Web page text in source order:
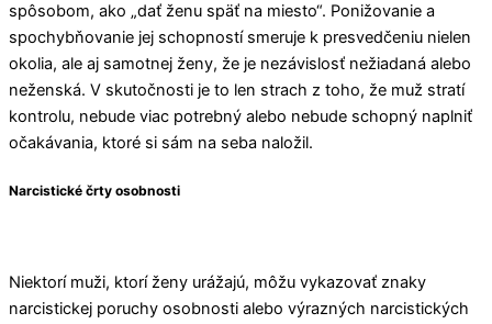
spôsobom, ako „dať ženu späť na miesto“. Ponižovanie a
spochybňovanie jej schopností smeruje k presvedčeniu nielen
okolia, ale aj samotnej ženy, že je nezávislosť nežiadaná alebo
neženská. V skutočnosti je to len strach z toho, že muž stratí
kontrolu, nebude viac potrebný alebo nebude schopný naplniť
očakávania, ktoré si sám na seba naložil.
Narcistické črty osobnosti
Niektorí muži, ktorí ženy urážajú, môžu vykazovať znaky
narcistickej poruchy osobnosti alebo výrazných narcistických